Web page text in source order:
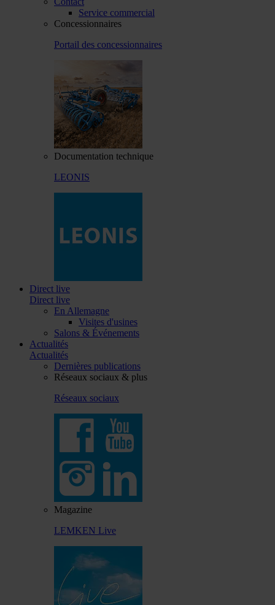
Service commercial
Concessionnaires
Portail des concessionnaires
Documentation technique
LEONIS
Direct live
Direct live
En Allemagne
Visites d'usines
Salons & Événements
Actualités
Actualités
Dernières publications
Réseaux sociaux & plus
Réseaux sociaux
Magazine
LEMKEN Live